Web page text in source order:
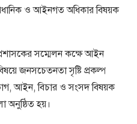
ও আইনগত অধিকার বিষয়ক
সম্মেলন কক্ষে আইন
জনসচেতনতা সৃষ্টি প্রকল্প
আইন, বিচার ও সংসদ বিষয়ক
অনুষ্ঠিত হয়।